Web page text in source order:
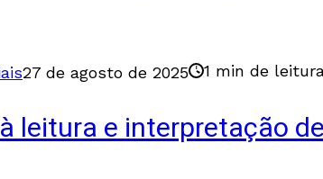
27 de agosto de 2025 1 min de
leitura e interpretação